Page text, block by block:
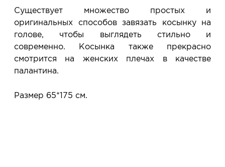
резерв действует 5 дней.
Существует множество простых и
оригинальных способов завязать косынку на
голове, чтобы выглядеть стильно и
современно. Косынка также прекрасно
смотрится на женских плечах в качестве
палантина.
Размер 65*175 см.